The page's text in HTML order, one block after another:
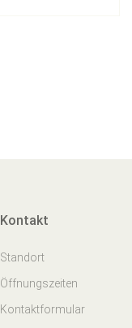
Kontakt
Standort
Öffnungszeiten
Kontaktformular